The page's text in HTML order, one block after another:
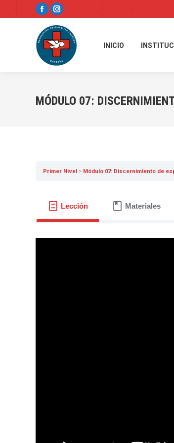
Facebook
page
opens
new
Instagram
page
opens
new
INICIO
MÓDULO 07:
Primer Nivel Módulo 07: Discernimiento de
Lección Materiales